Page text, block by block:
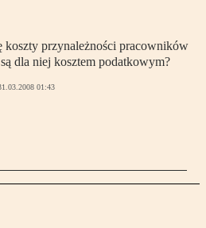
koszty przynależności pracowników
dla niej kosztem podatkowym?
01:43